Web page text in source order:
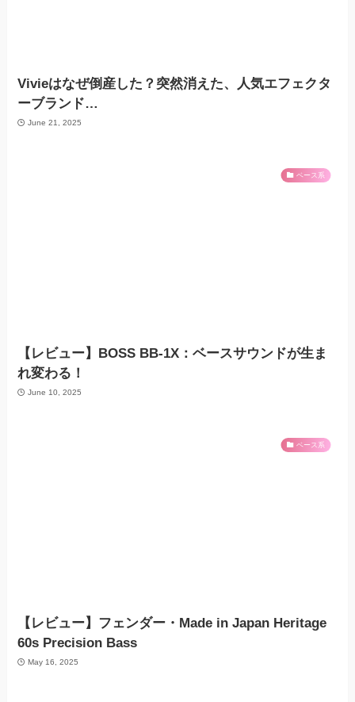
Vivieはなぜ倒産した？突然消えた、人気エフェクタ
ーブランド…
June 21, 2025
ベース系
【レビュー】BOSS BB-1X：ベースサウンドが生ま
れ変わる！
June 10, 2025
ベース系
【レビュー】フェンダー・Made in Japan Heritage
60s Precision Bass
May 16, 2025